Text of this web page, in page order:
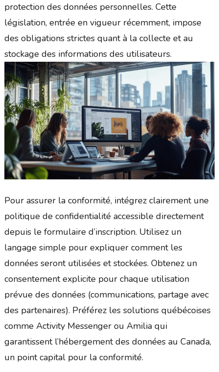
protection des données personnelles. Cette
législation, entrée en vigueur récemment, impose
des obligations strictes quant à la collecte et au
stockage des informations des utilisateurs.
Pour assurer la conformité, intégrez clairement une
politique de confidentialité accessible directement
depuis le formulaire d’inscription. Utilisez un
langage simple pour expliquer comment les
données seront utilisées et stockées. Obtenez un
consentement explicite pour chaque utilisation
prévue des données (communications, partage avec
des partenaires). Préférez les solutions québécoises
comme Activity Messenger ou Amilia qui
garantissent l’hébergement des données au Canada,
un point capital pour la conformité.